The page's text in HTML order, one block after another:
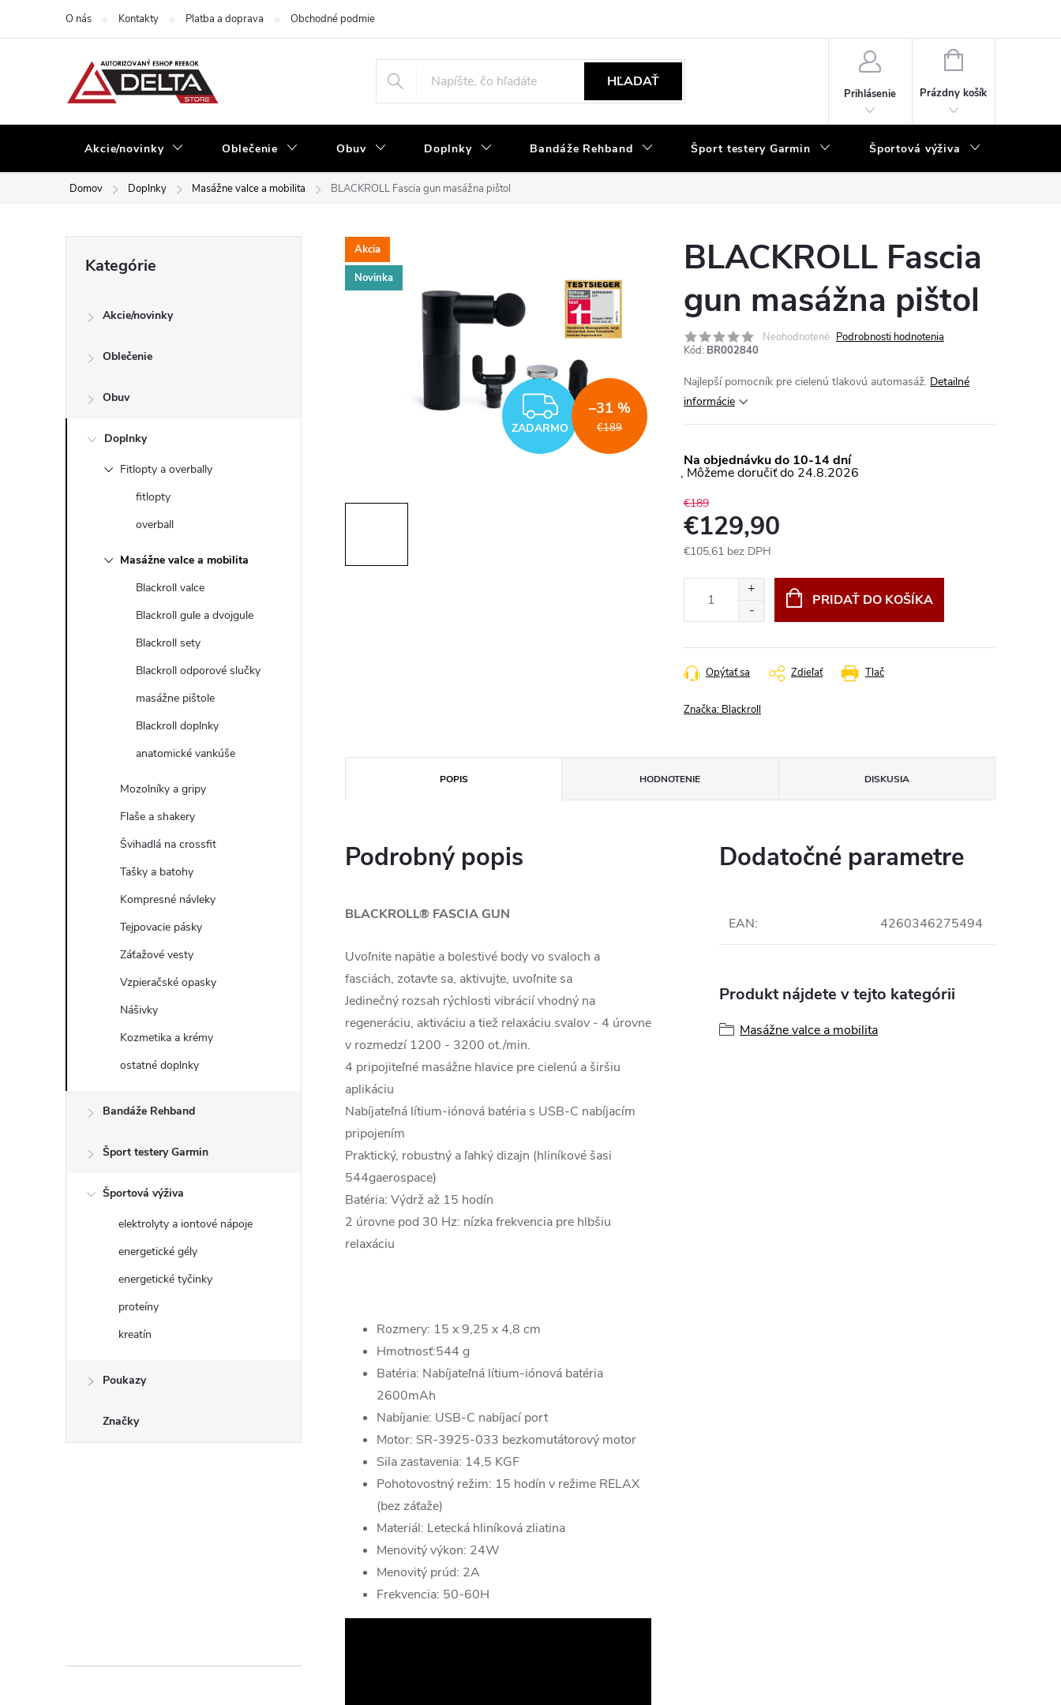
O nás Kontakty Platba a doprava Obchodné podmienky
HĽADAŤ
Prihlásenie
NÁKUPNÝ
Prázdny košík
Akcie/novinky Oblečenie Obuv Doplnky Bandáže Rehband Šport testery Garmin Športová výživa
Domov Doplnky Masážne valce a mobilita BLACKROLL Fascia gun masážna pištol
ý
kategórie
Kategórie
Akcie/novinky
Oblečenie
Obuv
Doplnky
Fitlopty a overbally
fitlopty
overball
Masážne valce a mobilita
Blackroll valce
Blackroll gule a dvojgule
Blackroll sety
Blackroll odporové slučky
masážne pištole
Blackroll doplnky
anatomické vankúše
Mozolníky a gripy
Flaše a shakery
Švihadlá na crossfit
Tašky a batohy
Kompresné návleky
Tejpovacie pásky
Záťažové vesty
Vzpieračské opasky
Nášivky
Kozmetika a krémy
ostatné doplnky
Bandáže Rehband
Šport testery Garmin
Športová výživa
elektrolyty a iontové nápoje
energetické gély
energetické tyčinky
proteíny
kreatín
Poukazy
Značky
Akcia
Novinka
ZADARMO
ZADARMO €189
–31 %
BLACKROLL Fascia
gun masážna pištol
Neohodnotené Podrobnosti hodnotenia
Kód: BR002840
Najlepší pomocník pre cielenú tlakovú automasáž. Detailné
informácie
Na objednávku do 10-14 dní
24.8.2026
€189
€129,90
€105,61 bez DPH
PRIDAŤ DO KOŠÍKA
Tlač
Opýtať sa Zdieľať
Značka: Blackroll
POPIS HODNOTENIE DISKUSIA
Podrobný popis
BLACKROLL® FASCIA GUN
Uvoľnite napätie a bolestivé body vo svaloch a
fasciách, zotavte sa, aktivujte, uvoľnite sa
Jedinečný rozsah rýchlosti vibrácií vhodný na
regeneráciu, aktiváciu a tiež relaxáciu svalov - 4 úrovne
v rozmedzí 1200 - 3200 ot./min.
4 pripojiteľné masážne hlavice pre cielenú a širšiu
aplikáciu
Nabíjateľná lítium-iónová batéria s USB-C nabíjacím
pripojením
Praktický, robustný a ľahký dizajn (hliníkové šasi
544gaerospace)
Batéria: Výdrž až 15 hodín
2 úrovne pod 30 Hz: nízka frekvencia pre hlbšiu
relaxáciu
Rozmery: 15 x 9,25 x 4,8 cm
Hmotnosť:544 g
Batéria: Nabíjateľná lítium-iónová batéria
2600mAh
Nabíjanie: USB-C nabíjací port
Motor: SR-3925-033 bezkomutátorový motor
Sila zastavenia: 14,5 KGF
Pohotovostný režim: 15 hodín v režime RELAX
(bez záťaže)
Materiál: Letecká hliníková zliatina
Menovitý výkon: 24W
Menovitý prúd: 2A
Frekvencia: 50-60H
Dodatočné parametre
EAN: 4260346275494
Produkt nájdete v tejto kategórii
Masážne valce a mobilita